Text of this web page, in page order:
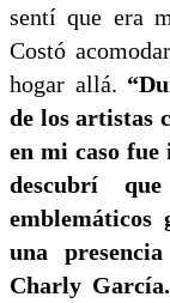
sentí que era
Costó
hogar allá.
de los artistas
en mi caso fue
descubrí
una
Charly